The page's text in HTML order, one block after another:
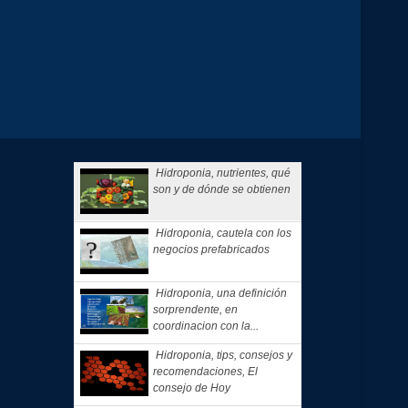
Hidroponia, nutrientes, qué
son y de dónde se obtienen
Hidroponia, cautela con los
negocios prefabricados
Hidroponia, una definición
sorprendente, en
coordinacion con la...
Hidroponia, tips, consejos y
recomendaciones, El
consejo de Hoy